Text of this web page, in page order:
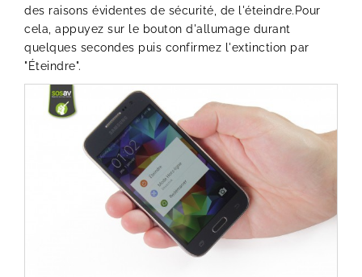
des raisons évidentes de sécurité, de l'éteindre.Pour
cela, appuyez sur le bouton d'allumage durant
quelques secondes puis confirmez l'extinction par
"Éteindre".